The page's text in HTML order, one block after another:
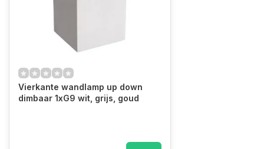
Vierkante wandlamp up down
dimbaar 1xG9 wit, grijs, goud